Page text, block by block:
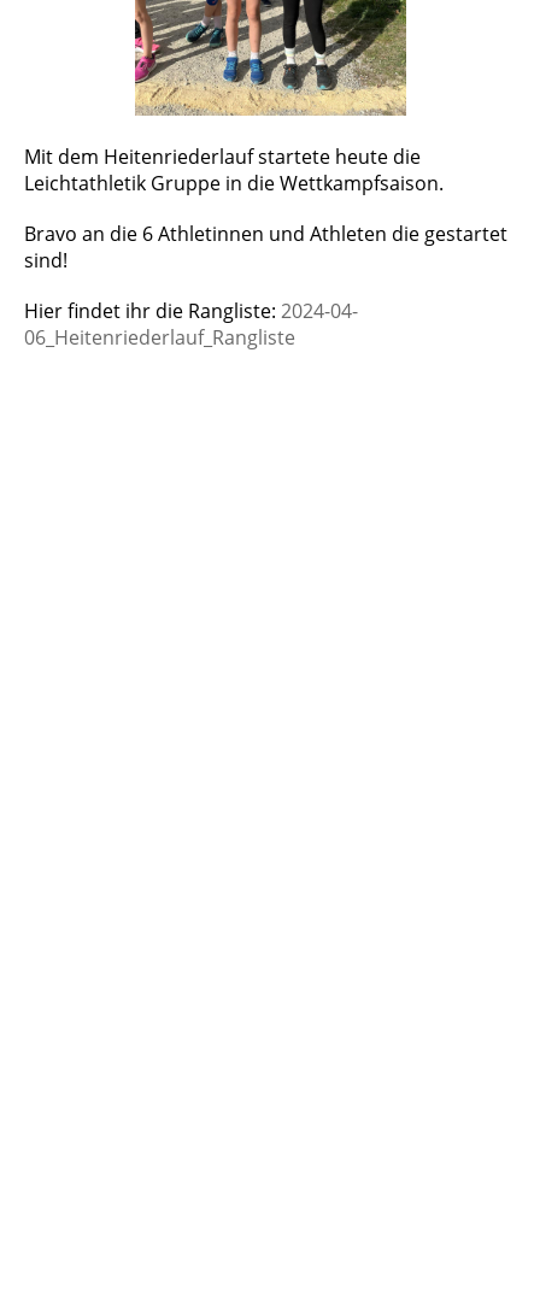
Mit dem Heitenriederlauf startete heute die
Leichtathletik Gruppe in die Wettkampfsaison.
Bravo an die 6 Athletinnen und Athleten die gestartet
sind!
Hier findet ihr die Rangliste: 2024-04-
06_Heitenriederlauf_Rangliste